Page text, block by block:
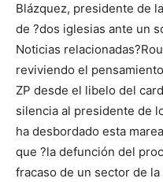
Blázquez, presidente de
de ?dos iglesias ante un
Noticias
reviviendo el
ZP desde el libelo del
silencia al presidente de
ha desbordado esta
que ?la defunción del
fracaso de un sector de